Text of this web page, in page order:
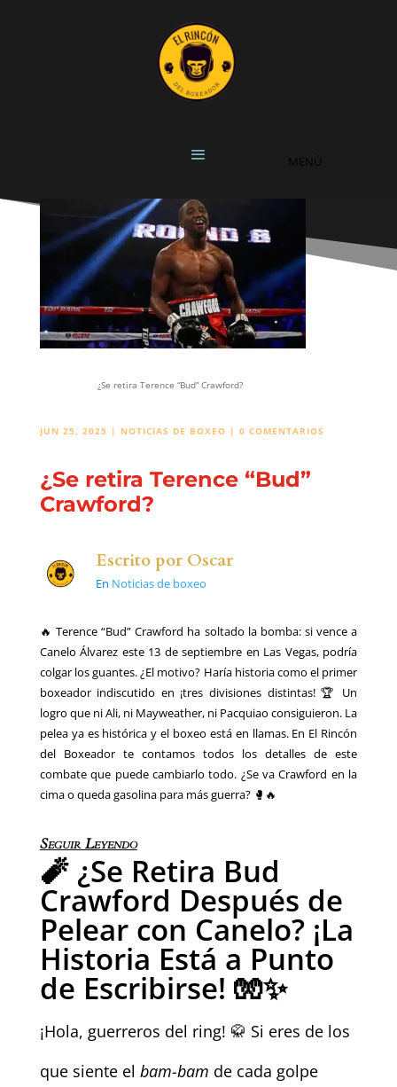
¿Se retira Terence “Bud” Crawford?
JUN 25, 2025 | NOTICIAS DE BOXEO | 0 COMENTARIOS
¿Se retira Terence “Bud”
Crawford?
Escrito por Oscar
En Noticias de boxeo
🔥 Terence “Bud” Crawford ha soltado la bomba: si vence a
Canelo Álvarez este 13 de septiembre en Las Vegas, podría
colgar los guantes. ¿El motivo? Haría historia como el primer
boxeador indiscutido en ¡tres divisiones distintas! 🏆 Un
logro que ni Ali, ni Mayweather, ni Pacquiao consiguieron. La
pelea ya es histórica y el boxeo está en llamas. En El Rincón
del Boxeador te contamos todos los detalles de este
combate que puede cambiarlo todo. ¿Se va Crawford en la
cima o queda gasolina para más guerra? 🥊🔥
Seguir Leyendo
🧨 ¿Se Retira Bud
Crawford Después de
Pelear con Canelo? ¡La
Historia Está a Punto
de Escribirse! 🧤✨
¡Hola, guerreros del ring! 🥋 Si eres de los
que siente el bam-bam de cada golpe